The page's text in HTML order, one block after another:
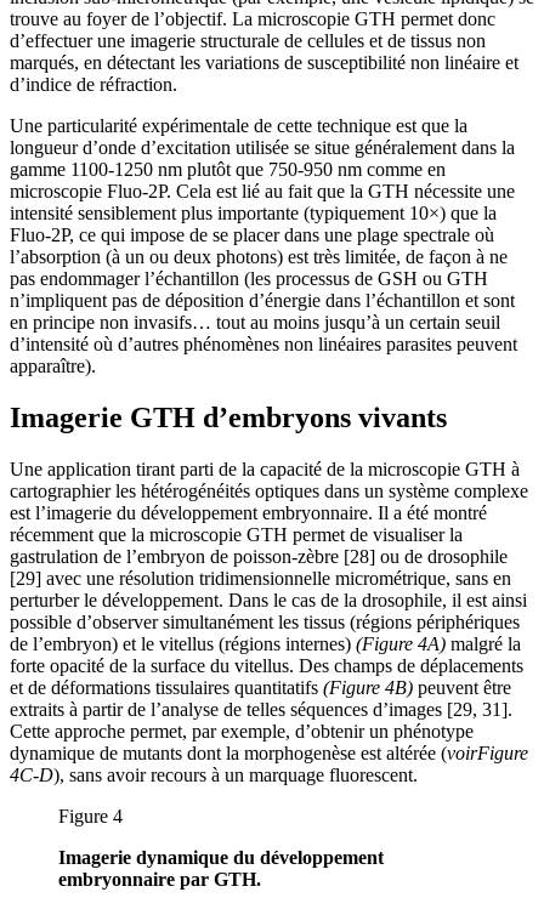
trouve au foyer de l’objectif. La microscopie GTH permet donc
d’effectuer une imagerie structurale de cellules et de tissus non
marqués, en détectant les variations de susceptibilité non linéaire et
d’indice de réfraction.
Une particularité expérimentale de cette technique est que la
longueur d’onde d’excitation utilisée se situe généralement dans la
gamme 1100-1250 nm plutôt que 750-950 nm comme en
microscopie Fluo-2P. Cela est lié au fait que la GTH nécessite une
intensité sensiblement plus importante (typiquement 10×) que la
Fluo-2P, ce qui impose de se placer dans une plage spectrale où
l’absorption (à un ou deux photons) est très limitée, de façon à ne
pas endommager l’échantillon (les processus de GSH ou GTH
n’impliquent pas de déposition d’énergie dans l’échantillon et sont
en principe non invasifs… tout au moins jusqu’à un certain seuil
d’intensité où d’autres phénomènes non linéaires parasites peuvent
apparaître).
Imagerie GTH d’embryons vivants
Une application tirant parti de la capacité de la microscopie GTH à
cartographier les hétérogénéités optiques dans un système complexe
est l’imagerie du développement embryonnaire. Il a été montré
récemment que la microscopie GTH permet de visualiser la
gastrulation de l’embryon de poisson-zèbre [28] ou de drosophile
[29] avec une résolution tridimensionnelle micrométrique, sans en
perturber le développement. Dans le cas de la drosophile, il est ainsi
possible d’observer simultanément les tissus (régions périphériques
de l’embryon) et le vitellus (régions internes) (Figure 4A) malgré la
forte opacité de la surface du vitellus. Des champs de déplacements
et de déformations tissulaires quantitatifs (Figure 4B) peuvent être
extraits à partir de l’analyse de telles séquences d’images [29, 31].
Cette approche permet, par exemple, d’obtenir un phénotype
dynamique de mutants dont la morphogenèse est altérée (voirFigure
4C-D), sans avoir recours à un marquage fluorescent.
Figure 4
Imagerie dynamique du développement
embryonnaire par GTH.